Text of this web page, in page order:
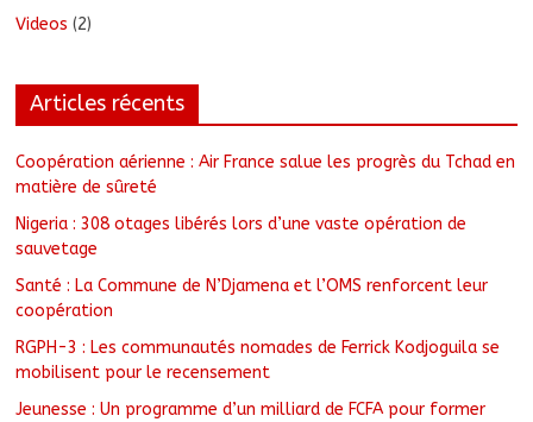
Videos (2)
Articles récents
Coopération aérienne : Air France salue les progrès du Tchad en
matière de sûreté
Nigeria : 308 otages libérés lors d’une vaste opération de
sauvetage
Santé : La Commune de N’Djamena et l’OMS renforcent leur
coopération
RGPH-3 : Les communautés nomades de Ferrick Kodjoguila se
mobilisent pour le recensement
Jeunesse : Un programme d’un milliard de FCFA pour former